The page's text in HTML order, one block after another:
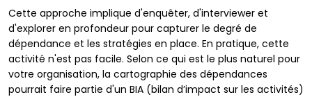
Cette approche implique d'enquêter, d'interviewer et
d'explorer en profondeur pour capturer le degré de
dépendance et les stratégies en place. En pratique, cette
activité n'est pas facile. Selon ce qui est le plus naturel pour
votre organisation, la cartographie des dépendances
pourrait faire partie d'un BIA (bilan d’impact sur les activités)